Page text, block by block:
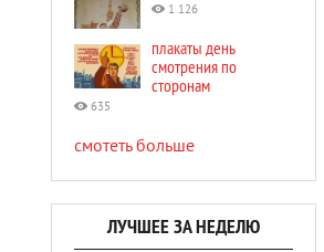
1 126
плакаты день
смотрения по
сторонам
635
смотеть больше
ЛУЧШЕЕ ЗА НЕДЕЛЮ